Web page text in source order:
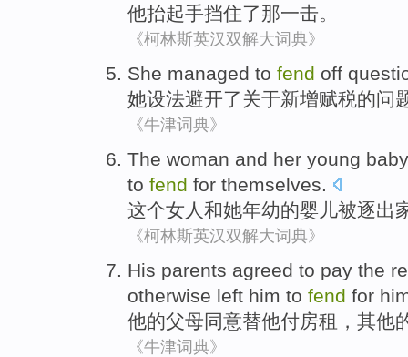
他抬起手挡住了那一击。
《柯林斯英汉双解大词典》
She managed to fend off
她设法避开了关于新增赋税的问
《牛津词典》
The woman and her young baby
to fend for themselves.
这个女人 和她年幼的婴儿被逐出
《柯林斯英汉双解大词典》
His parents agreed to pay the
otherwise left him to fend for
他的父母同意替他付房租 ， 其他
《牛津词典》